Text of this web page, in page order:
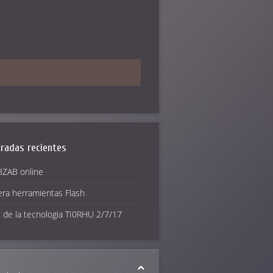
recientes
online
herramientas Flash
de la tecnologia TI0RHU 2/7/17